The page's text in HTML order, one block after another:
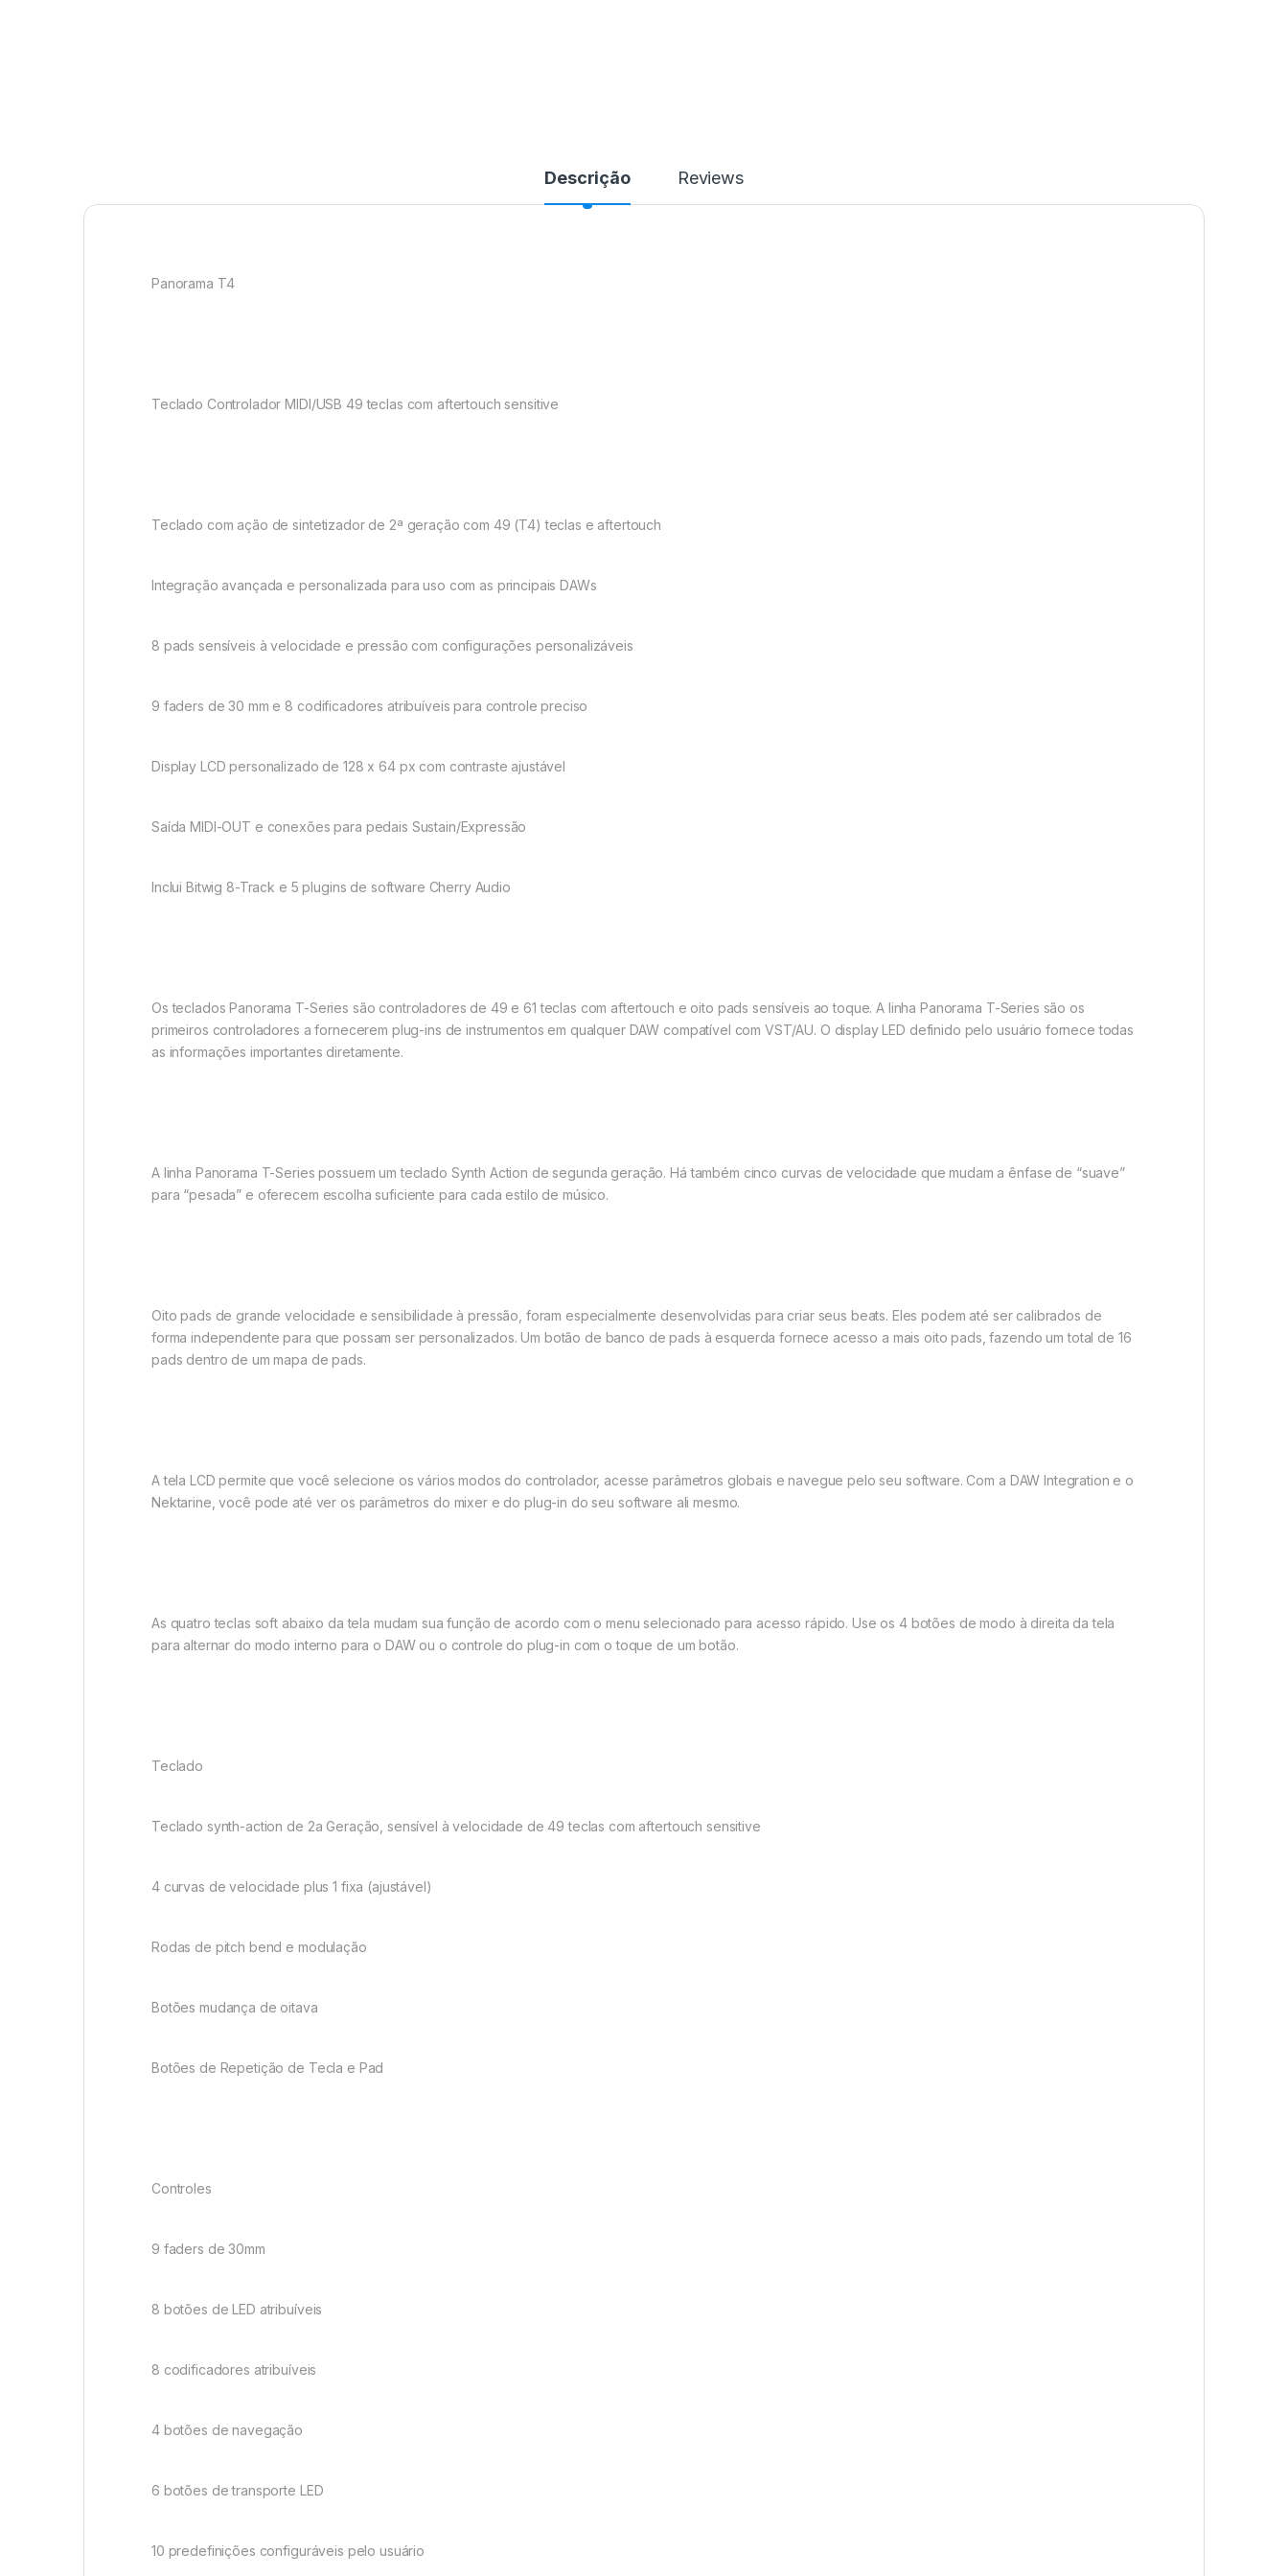
Descrição Reviews
Panorama T4
Teclado Controlador MIDI/USB 49 teclas com aftertouch sensitive
Teclado com ação de sintetizador de 2ª geração com 49 (T4) teclas e aftertouch
Integração avançada e personalizada para uso com as principais DAWs
8 pads sensíveis à velocidade e pressão com configurações personalizáveis
9 faders de 30 mm e 8 codificadores atribuíveis para controle preciso
Display LCD personalizado de 128 x 64 px com contraste ajustável
Saída MIDI-OUT e conexões para pedais Sustain/Expressão
Inclui Bitwig 8-Track e 5 plugins de software Cherry Audio
Os teclados Panorama T-Series são controladores de 49 e 61 teclas com aftertouch e oito pads sensíveis ao toque. A linha Panorama T-Series são os
primeiros controladores a fornecerem plug-ins de instrumentos em qualquer DAW compatível com VST/AU. O display LED definido pelo usuário fornece todas
as informações importantes diretamente.
A linha Panorama T-Series possuem um teclado Synth Action de segunda geração. Há também cinco curvas de velocidade que mudam a ênfase de “suave”
para “pesada” e oferecem escolha suficiente para cada estilo de músico.
Oito pads de grande velocidade e sensibilidade à pressão, foram especialmente desenvolvidas para criar seus beats. Eles podem até ser calibrados de
forma independente para que possam ser personalizados. Um botão de banco de pads à esquerda fornece acesso a mais oito pads, fazendo um total de 16
pads dentro de um mapa de pads.
A tela LCD permite que você selecione os vários modos do controlador, acesse parâmetros globais e navegue pelo seu software. Com a DAW Integration e o
Nektarine, você pode até ver os parâmetros do mixer e do plug-in do seu software ali mesmo.
As quatro teclas soft abaixo da tela mudam sua função de acordo com o menu selecionado para acesso rápido. Use os 4 botões de modo à direita da tela
para alternar do modo interno para o DAW ou o controle do plug-in com o toque de um botão.
Teclado
Teclado synth-action de 2a Geração, sensível à velocidade de 49 teclas com aftertouch sensitive
4 curvas de velocidade plus 1 fixa (ajustável)
Rodas de pitch bend e modulação
Botões mudança de oitava
Botões de Repetição de Tecla e Pad
Controles
9 faders de 30mm
8 botões de LED atribuíveis
8 codificadores atribuíveis
4 botões de navegação
6 botões de transporte LED
10 predefinições configuráveis pelo usuário